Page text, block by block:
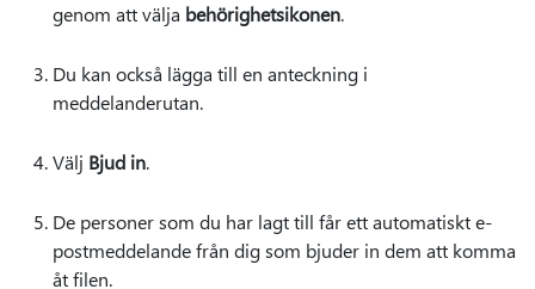
genom att välja behörighetsikonen.
Du kan också lägga till en anteckning i
meddelanderutan.
Välj Bjud in.
De personer som du har lagt till får ett automatiskt e-
postmeddelande från dig som bjuder in dem att komma
åt filen.